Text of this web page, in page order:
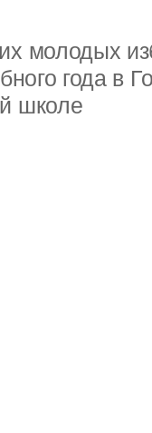
молодых
года в
школе